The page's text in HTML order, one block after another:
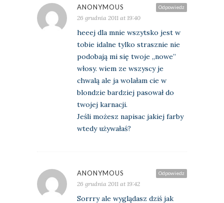
Odpowiedz
ANONYMOUS
26 grudnia 2011 at 19:40
heeej dla mnie wszytsko jest w
tobie idalne tylko strasznie nie
podobają mi się twoje „nowe”
włosy. wiem ze wszyscy je
chwalą ale ja wolałam cie w
blondzie bardziej pasował do
twojej karnacji.
Jeśli możesz napisac jakiej farby
wtedy używałaś?
Odpowiedz
ANONYMOUS
26 grudnia 2011 at 19:42
Sorrry ale wyglądasz dziś jak